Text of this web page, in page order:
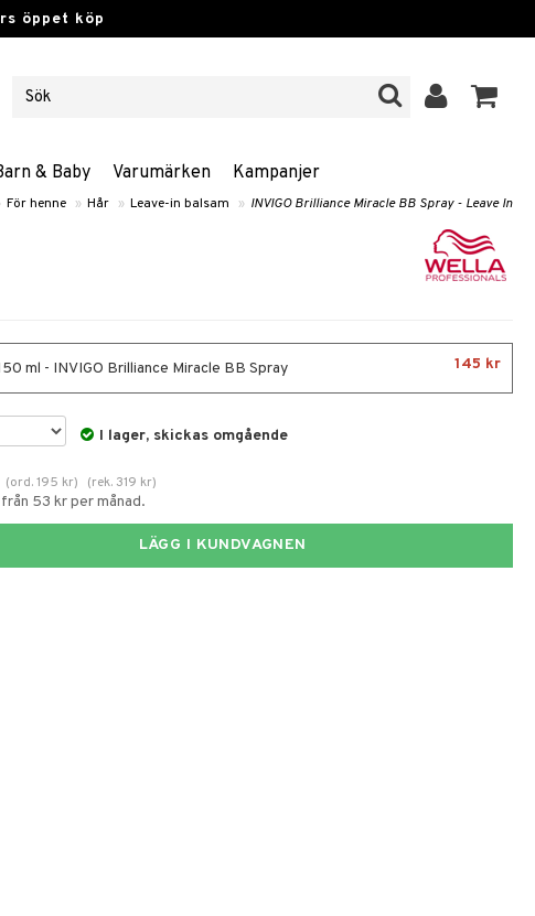
öppet köp
& Baby Varumärken Kampanjer
För henne » Hår » Leave-in balsam » INVIGO Brilliance Miracle BB Spray - Leave In
ml - INVIGO Brilliance Miracle BB Spray 145 kr
I lager, skickas omgående
(ord.195 kr) (rek. 319 kr)
53 kr per månad.
LÄGG I KUNDVAGNEN